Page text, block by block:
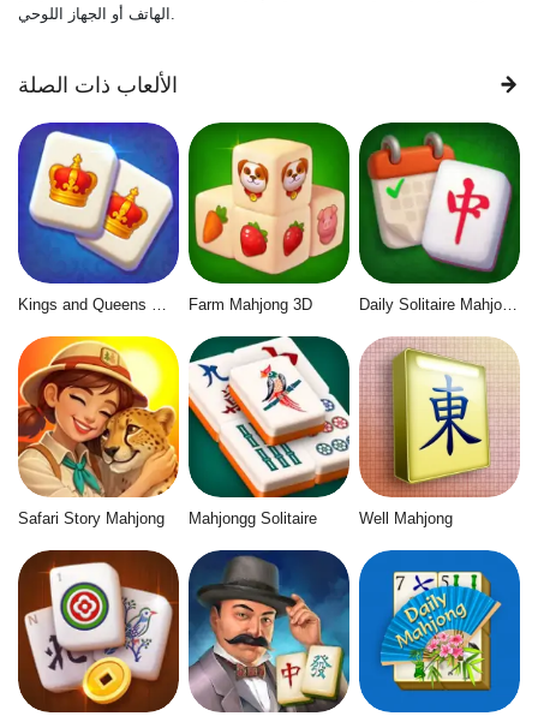
الألعاب ذات الصلة
Farm Mahjong 3D Daily Solitaire Mahjong Classic
Safari Story Mahjong Mahjongg Solitaire Well Mahjong